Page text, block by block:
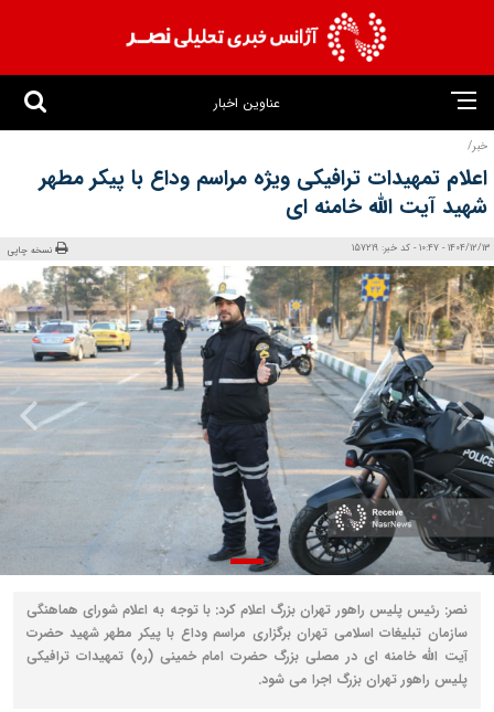
عناوین اخبار
خبر/
اعلام تمهیدات ترافیکی ویژه مراسم وداع با پیکر مطهر
شهید آیت الله خامنه‌ ای
1404/12/13 - 10:47 - کد خبر: 157219 نسخه چاپی
نصر: رئیس پلیس راهور تهران بزرگ اعلام کرد: با توجه به اعلام شورای هماهنگی
سازمان تبلیغات اسلامی تهران برگزاری مراسم وداع با پیکر مطهر شهید حضرت
آیت الله خامنه ای در مصلی بزرگ حضرت امام خمینی (ره) تمهیدات ترافیکی
پلیس راهور تهران بزرگ اجرا می شود.